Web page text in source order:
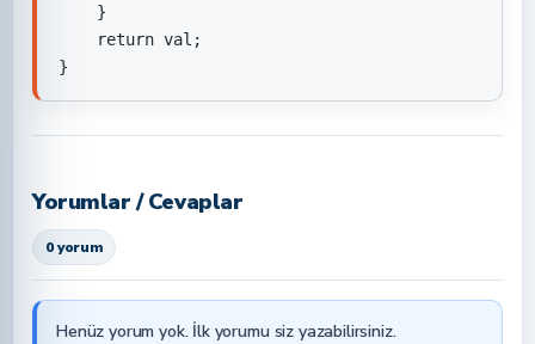
    }
    return val;
}
Yorumlar / Cevaplar
0 yorum
Henüz yorum yok. İlk yorumu siz yazabilirsiniz.